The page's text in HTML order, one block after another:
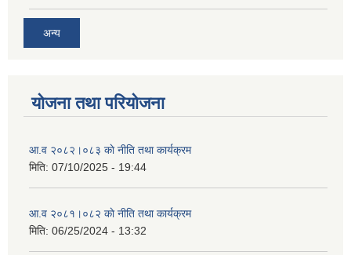
अन्य
योजना तथा परियोजना
आ.व २०८२।०८३ काे नीति तथा कार्यक्रम
मिति: 07/10/2025 - 19:44
आ.व २०८१।०८२ काे नीति तथा कार्यक्रम
मिति: 06/25/2024 - 13:32